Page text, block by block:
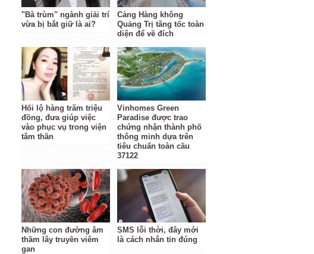
"Bà trùm" ngành giải trí
vừa bị bắt giữ là ai?
Cảng Hàng không
Quảng Trị tăng tốc toàn
diện để về đích
Hối lộ hàng trăm triệu
đồng, đưa giúp việc
vào phục vụ trong viện
tâm thần
Vinhomes Green
Paradise được trao
chứng nhận thành phố
thông minh dựa trên
tiêu chuẩn toàn cầu
37122
Những con đường âm
thầm lây truyền viêm
gan
SMS lỗi thời, đây mới
là cách nhắn tin đúng